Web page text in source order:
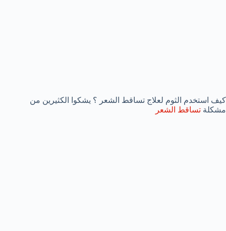
كيف استخدم الثوم لعلاج تساقط الشعر ؟ يشكوا الكثيرين من
مشكلة تساقط الشعر